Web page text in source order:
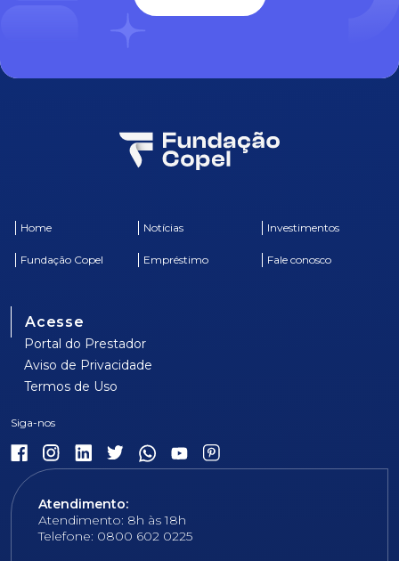
Home Notícias Investimentos
Fundação Copel Empréstimo Fale conosco
Acesse
Portal do Prestador
Aviso de Privacidade
Termos de Uso
Atendimento:
Atendimento: 8h às 18h
Telefone: 0800 602 0225